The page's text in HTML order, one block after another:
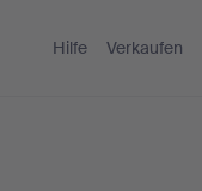
Hilfe Verkaufen